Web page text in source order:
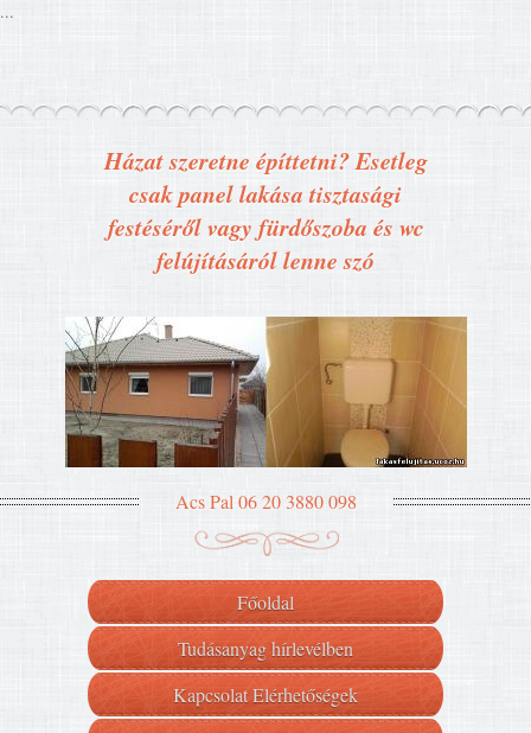
...
Házat szeretne építtetni? Esetleg
csak panel lakása tisztasági
festéséről vagy fürdőszoba és wc
felújításáról lenne szó
Acs Pal 06 20 3880 098
Főoldal
Tudásanyag hírlevélben
Kapcsolat Elérhetőségek